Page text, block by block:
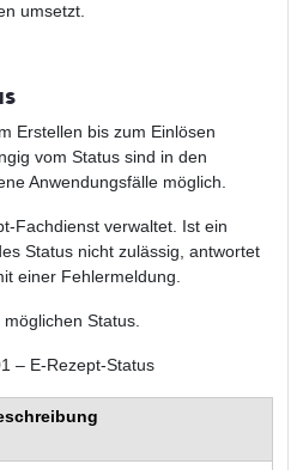
umsetzt.
Erstellen bis zum Einlösen
vom Status sind in den
Anwendungsfälle möglich.
Fachdienst verwaltet. Ist ein
Status nicht zulässig, antwortet
einer Fehlermeldung.
Status.
– E-Rezept-Status